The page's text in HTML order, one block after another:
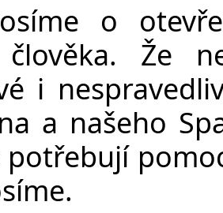
o
člověka. Že
i
a našeho